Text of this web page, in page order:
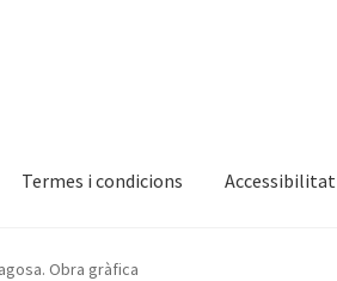
Termes i condicions Accessibilitat
Finalitzar compra
Obra gràfica